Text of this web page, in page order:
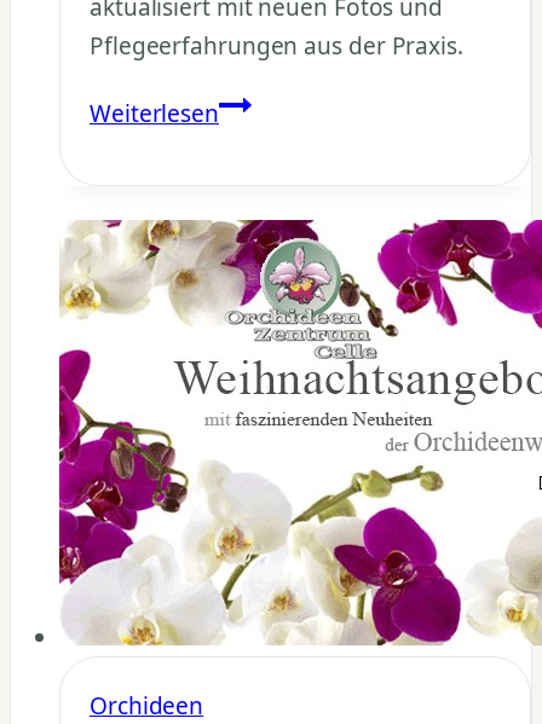
aktualisiert mit neuen Fotos und
Pflegeerfahrungen aus der Praxis.
WeiterlesenPhalaenopsis
Komplette
Artenliste
&
Pflegetipps
Orchideen